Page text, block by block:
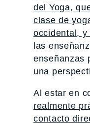
del Yoga,
clase de
occidental, y
las
enseñanzas
una
Al estar en
realmente
contacto